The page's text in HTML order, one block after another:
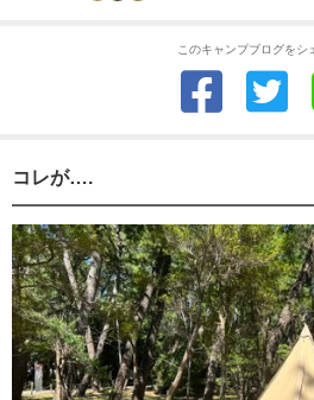
このキャンプブログをシ
コレが….